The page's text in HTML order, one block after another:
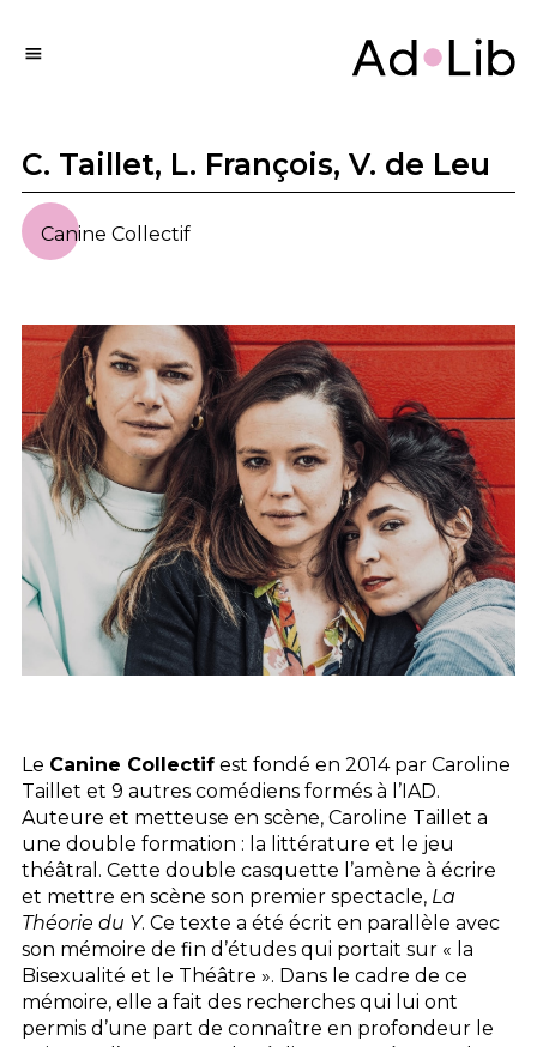
C. Taillet, L. François, V. de Leu
Canine Collectif
Le Canine Collectifest fondé en 2014 par Caroline
Taillet et 9 autres comédiens formés à l’IAD.
Auteure et metteuse en scène, Caroline Taillet a
une double formation : la littérature et le jeu
théâtral. Cette double casquette l’amène à écrire
et mettre en scène son premier spectacle, La
Théorie du Y. Ce texte a été écrit en parallèle avec
son mémoire de fin d’études qui portait sur « la
Bisexualité et le Théâtre ». Dans le cadre de ce
mémoire, elle a fait des recherches qui lui ont
permis d’une part de connaître en profondeur le